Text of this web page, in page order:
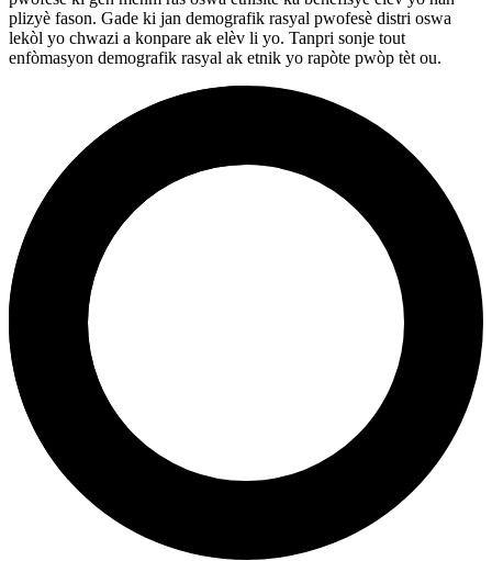
plizyè fason. Gade ki jan demografik rasyal pwofesè distri oswa
lekòl yo chwazi a konpare ak elèv li yo. Tanpri sonje tout
enfòmasyon demografik rasyal ak etnik yo rapòte pwòp tèt ou.